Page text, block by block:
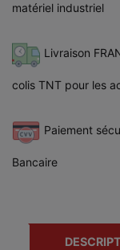
matériel industriel
Livraison
colis TNT pour les
Paiement
Bancaire